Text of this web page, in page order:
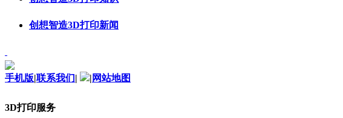
创想智造3D打印新闻
手机版|联系我们| | 网站地图
3D打印服务